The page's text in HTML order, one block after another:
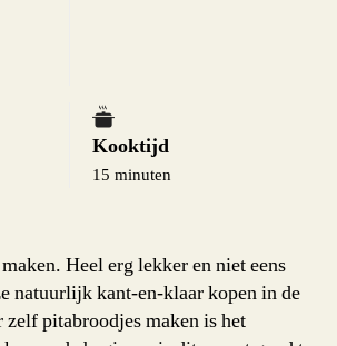
Kooktijd
15 minuten
Heel erg lekker en niet eens
natuurlijk kant-en-klaar kopen in de
pitabroodjes maken is het